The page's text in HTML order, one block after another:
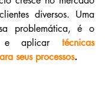
diversos. Uma
problemática, é o
e aplicar técnicas
seus processos.